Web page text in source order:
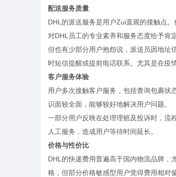
配送服务质量
DHL的派送服务是用户Zui直观的接触点
对DHL员工的专业素养和服务态度给予肯
但也有少部分用户抱怨说，派送员因地址
时短信提醒或提前电话联系。尤其是在疫
客户服务体验
用户多次接触客户服务，包括查询包裹状
识面较全面，能够较好地解决用户问题。
一部分用户反映在处理理赔及投诉时，流
人工服务，造成用户等待时间延长。
价格与性价比
DHL的快递费用普遍高于国内物流品牌，
格，但部分价格敏感型用户觉得费用相对